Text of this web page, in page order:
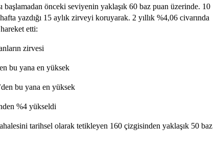
başlamadan önceki seviyenin yaklaşık 60 baz puan üzerinde. 10
yazdığı 15 aylık zirveyi koruyarak. 2 yıllık %4,06 civarında
etti:
zirvesi
bu yana en yüksek
bu yana en yüksek
%4 yükseldi
tarihsel olarak tetikleyen 160 çizgisinden yaklaşık 50 baz